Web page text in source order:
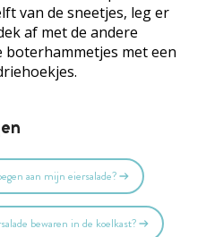
van de sneetjes, leg er
af met de andere
boterhammetjes met een
aan mijn eiersalade?
bewaren in de koelkast?